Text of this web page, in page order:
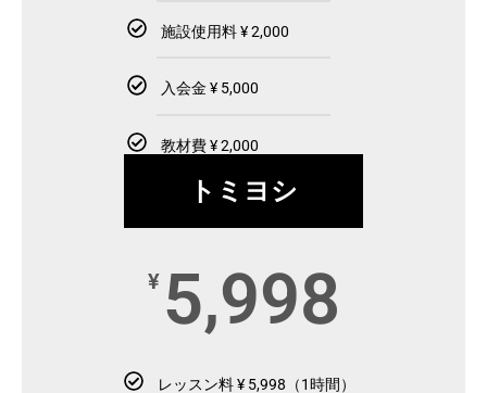
施設使用料 ¥ 2,000
入会金 ¥ 5,000
教材費 ¥ 2,000
トミヨシ
¥ 5,998
レッスン料 ¥ 5,998（1時間）